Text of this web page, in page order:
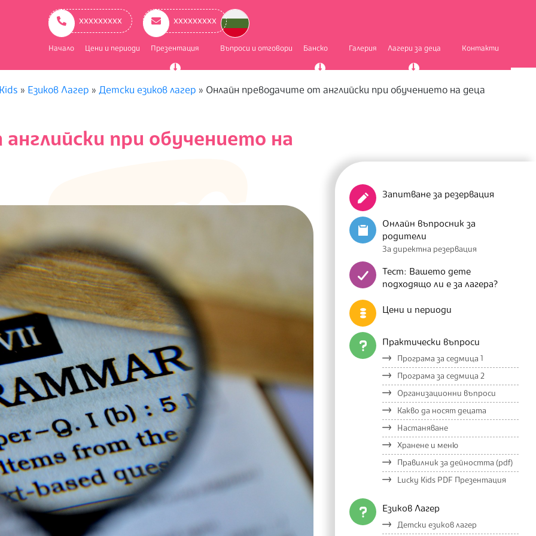
ххххххххх ххххххххх
Начало Цени и периоди Презентация Въпроси и отговори Банско Галерия Лагери за деца Контакти
» Езиков Лагер » Детски езиков лагер » Онлайн преводачите от английски при обучението на деца
при обучението на
Запитване за резервация
Онлайн въпросник за
родители
За директна резервация
Тест: Вашето дете
подходящо ли е за лагера?
Цени и периоди
Практически въпроси
Програма за седмица 1
Програма за седмица 2
Организационни въпроси
Какво да носят децата
Настаняване
Хранене и меню
Правилник за дейността (pdf)
Lucky Kids PDF Презентация
Езиков Лагер
Детски езиков лагер